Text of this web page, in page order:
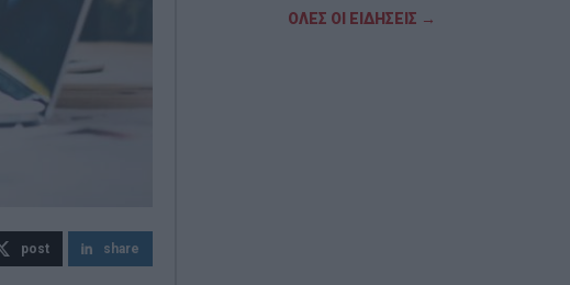
post share
Δυτική Αττική: Αντιδιαβρωτικά έργα πριν
ΟΛΕΣ ΟΙ ΕΙΔΗΣΕΙΣ →